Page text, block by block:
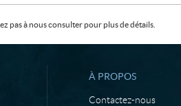
pas à nous consulter pour plus de détails.
À PROPOS
Contactez-nous